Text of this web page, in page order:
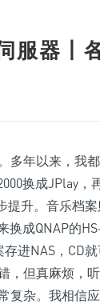
服器丨
多年以来，我
换成JPlay，
升。音乐档
成QNAP的
进NAS，CD
，但真麻烦，
杂。我相信应